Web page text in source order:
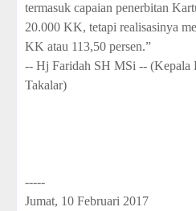
—
termasuk capaian penerbitan
20.000 KK, tetapi realisasinya
KK atau 113,50 persen.”
-- Hj Faridah SH MSi -- (Kepala
Takalar)
-----
Jumat, 10 Februari 2017